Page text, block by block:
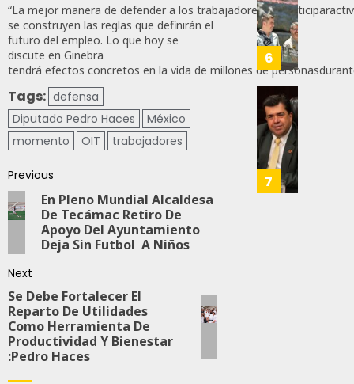
“La mejor manera de defender a los trabajadores es
se construyen las reglas que definirán el
futuro del empleo. Lo que hoy se
discute en Ginebra
tendrá efectos concretos en la vida de millones de
Tags: defensa
Diputado Pedro Haces
México
momento
OIT trabajadores
Previous
En Pleno Mundial Alcaldesa
De Tecámac Retiro De
Apoyo Del Ayuntamiento
Deja Sin Futbol A Niños
Next
Se Debe Fortalecer El
Reparto De Utilidades
Como Herramienta De
Productividad Y Bienestar
:Pedro Haces
Para
6
Obras,
7